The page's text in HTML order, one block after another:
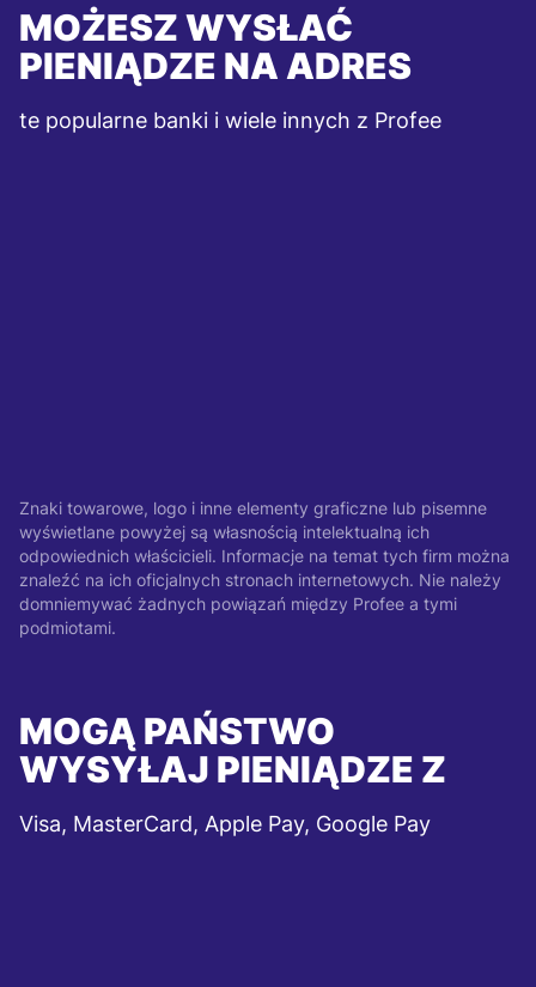
MOŻESZ WYSŁAĆ
PIENIĄDZE NA ADRES
te popularne banki i wiele innych z Profee
Znaki towarowe, logo i inne elementy graficzne lub pisemne
wyświetlane powyżej są własnością intelektualną ich
odpowiednich właścicieli. Informacje na temat tych firm można
znaleźć na ich oficjalnych stronach internetowych. Nie należy
domniemywać żadnych powiązań między Profee a tymi
podmiotami.
MOGĄ PAŃSTWO
WYSYŁAJ PIENIĄDZE Z
Visa, MasterCard, Apple Pay, Google Pay